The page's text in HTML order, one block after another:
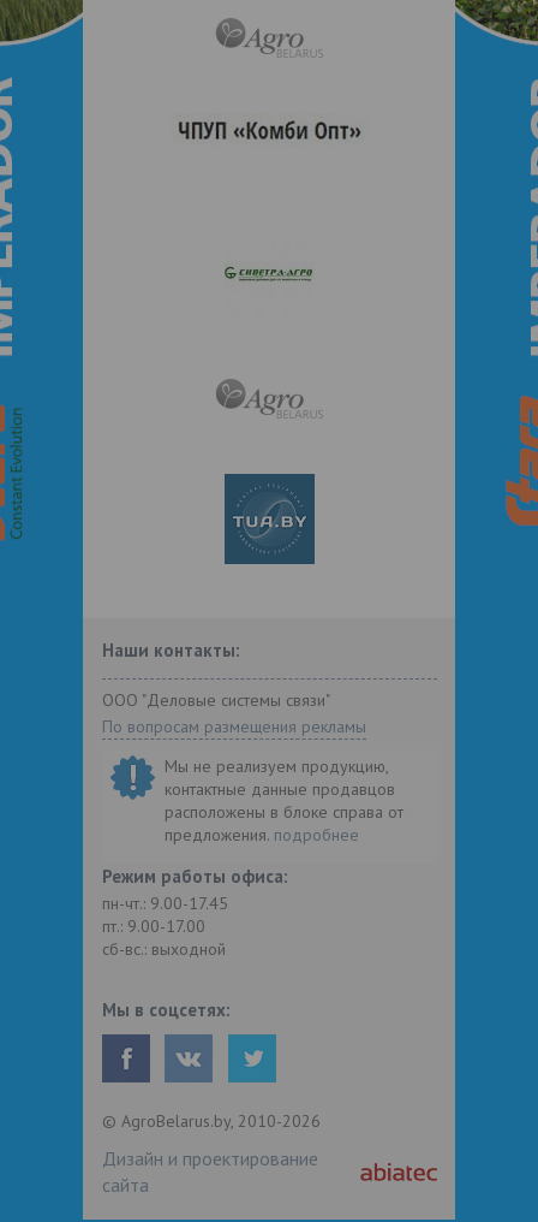
Наши контакты:
ООО "Деловые системы связи"
По вопросам размещения рекламы
Мы не реализуем продукцию,
контактные данные продавцов
расположены в блоке справа от
предложения. подробнее
Режим работы офиса:
пн-чт.: 9.00-17.45
пт.: 9.00-17.00
сб-вс.: выходной
Мы в соцсетях:
© AgroBelarus.by, 2010-2026
Дизайн и проектирование
сайта